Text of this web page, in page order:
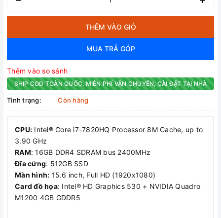
THÊM VÀO GIỎ
MUA TRẢ GÓP
Thêm vào so sánh
SHIP COD TOÀN QUỐC, MIỄN PHÍ VẬN CHUYỂN, CÀI ĐẶT TẠI NHÀ
Tình trạng: Còn hàng
CPU: Intel® Core i7-7820HQ Processor 8M Cache, up to
3.90 GHz
RAM: 16GB DDR4 SDRAM bus 2400MHz
Đĩa cứng: 512GB SSD
Màn hình: 15.6 inch, Full HD (1920x1080)
Card đồ họa: Intel® HD Graphics 530 + NVIDIA Quadro
M1200 4GB GDDR5